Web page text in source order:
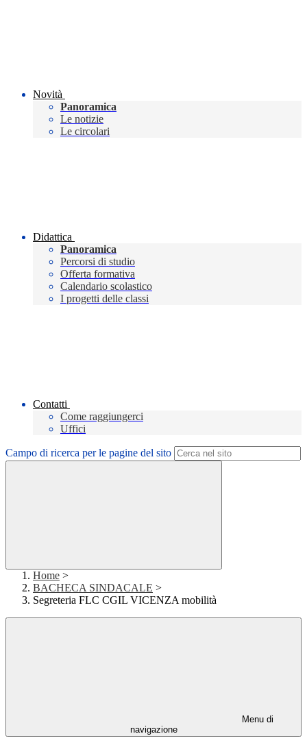
Novità
Panoramica
Le notizie
Le circolari
Didattica
Panoramica
Percorsi di studio
Offerta formativa
Calendario scolastico
I progetti delle classi
Contatti
Come raggiungerci
Uffici
Campo di ricerca per le pagine del sito
Home >
BACHECA SINDACALE >
Segreteria FLC CGIL VICENZA mobilità
Menu di
navigazione